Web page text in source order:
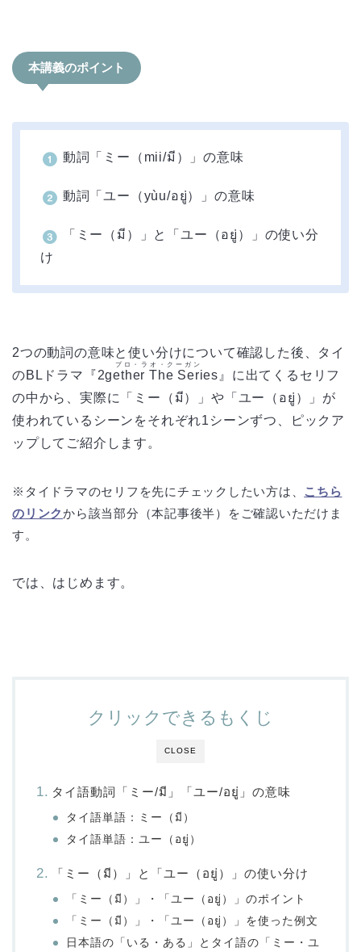
本講義のポイント
動詞「ミー（mii/มี）」の意味
動詞「ユー（yùu/อยู่）」の意味
「ミー（มี）」と「ユー（อยู่）」の使い分
け
2つの動詞の意味と使い分けについて確認した後、タイ
のBLドラマ『2gether The Series
プロ・ラオ・クーガン
』に出てくるセリフ
の中から、実際に「ミー（มี）」や「ユー（อยู่）」が
使われているシーンをそれぞれ1シーンずつ、ピックア
ップしてご紹介します。
※タイドラマのセリフを先にチェックしたい方は、 こちら
のリンクから該当部分（本記事後半）をご確認いただけま
す。
では、はじめます。
CLOSE
クリックできるもくじ
タイ語動詞「ミー/มี」「ユー/อยู่」の意味
タイ語単語：ミー（มี）
タイ語単語：ユー（อยู่）
「ミー（มี）」と「ユー（อยู่）」の使い分け
「ミー（มี）」・「ユー（อยู่）」のポイント
「ミー（มี）」・「ユー（อยู่）」を使った例文
日本語の「いる・ある」とタイ語の「ミー・ユ